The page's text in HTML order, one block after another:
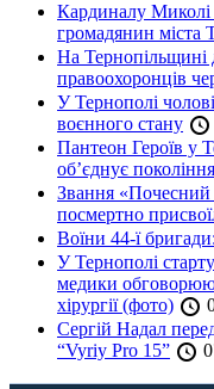
Кардиналу Миколі
громадянин міста
На Тернопільщині
правоохоронців
У Тернополі
воєнного стану
Пантеон Героїв у
об’єднує покоління
Звання «Почесний
посмертно
Воїни 44-ї
У Тернополі
медики
хірургії (фото)
Сергій Надал
“Vyriy Pro 15”